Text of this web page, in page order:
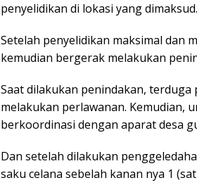
penyelidikan di lokasi yang dimaksud.
Setelah penyelidikan maksimal dan
kemudian bergerak melakukan
Saat dilakukan penindakan,
melakukan perlawanan. Kemudian,
berkoordinasi dengan aparat desa
Dan setelah dilakukan
saku celana sebelah kanan nya 1